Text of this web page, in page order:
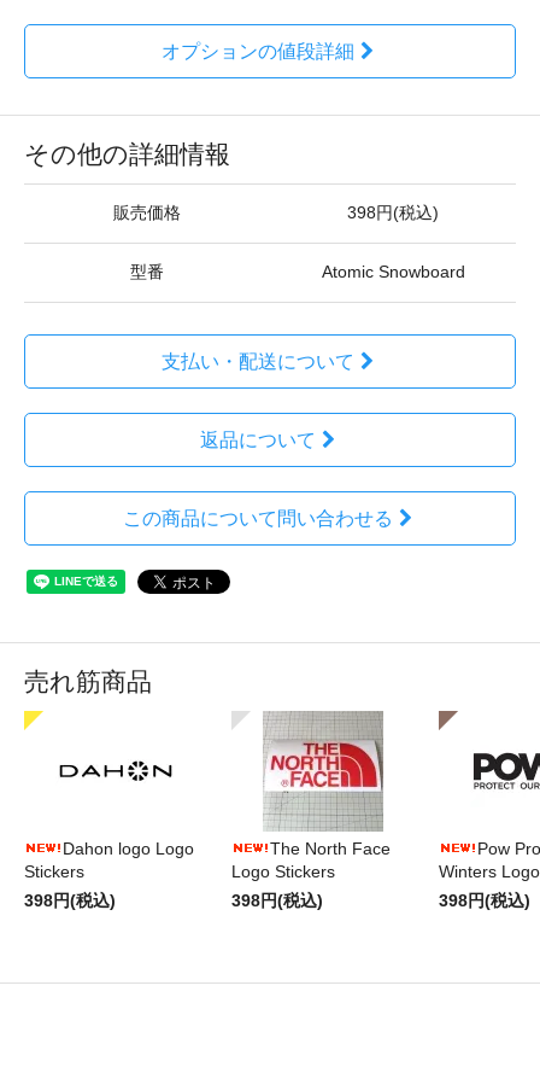
オプションの値段詳細
その他の詳細情報
販売価格 398円(税込)
型番 Atomic Snowboard
支払い・配送について
返品について
この商品について問い合わせる
売れ筋商品
Dahon logo Logo
Stickers
398円(税込)
The North Face
Logo Stickers
398円(税込)
Pow
Winters
398円(税込)